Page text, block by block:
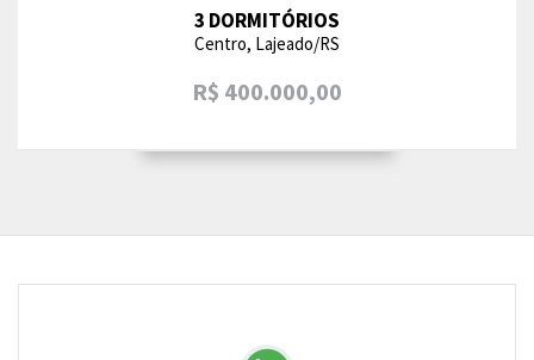
3 DORMITÓRIOS
Centro, Lajeado/RS
R$ 400.000,00